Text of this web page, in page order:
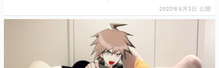
2022年6月3日 公開